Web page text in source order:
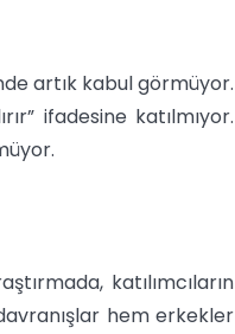
artık kabul görmüyor.
ifadesine katılmıyor.
katılımcıların
hem erkekler